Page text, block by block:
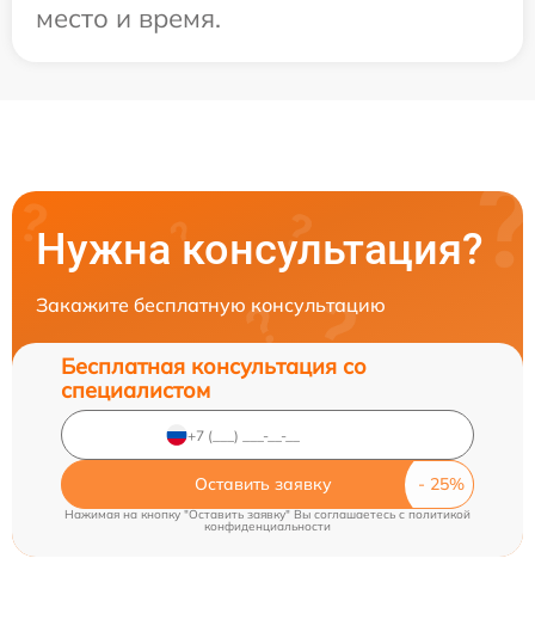
место и время.
Нужна консультация?
Закажите бесплатную консультацию
Бесплатная консультация со
специалистом
Оставить заявку
Нажимая на кнопку "Оставить заявку" Вы соглашаетесь cполитикой
конфиденциальности